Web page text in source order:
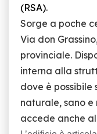
(RSA).
Sorge a poche
Via don
provinciale.
interna alla
dove è possibile
naturale, sano e
accede anche